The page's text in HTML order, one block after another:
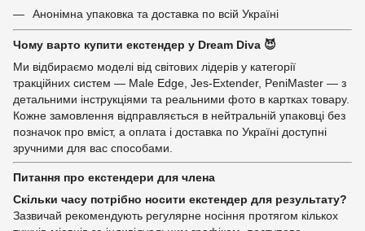
Анонімна упаковка та доставка по всій Україні
Чому варто купити екстендер у Dream Diva 😈
Ми відбираємо моделі від світових лідерів у категорії
тракційних систем — Male Edge, Jes-Extender, PeniMaster — з
детальними інструкціями та реальними фото в картках товару.
Кожне замовлення відправляється в нейтральній упаковці без
позначок про вміст, а оплата і доставка по Україні доступні
зручними для вас способами.
Питання про екстендери для члена
Скільки часу потрібно носити екстендер для результату?
Зазвичай рекомендують регулярне носіння протягом кількох